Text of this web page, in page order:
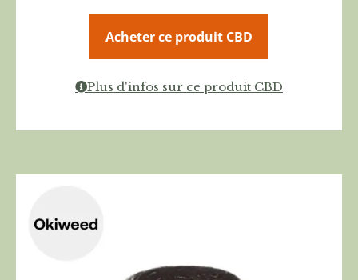
Acheter ce produit CBD
Plus d'infos sur ce produit CBD